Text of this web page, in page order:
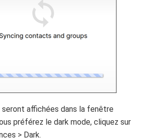
affichées dans la fenêtre
préférez le dark mode, cliquez sur
> Dark.